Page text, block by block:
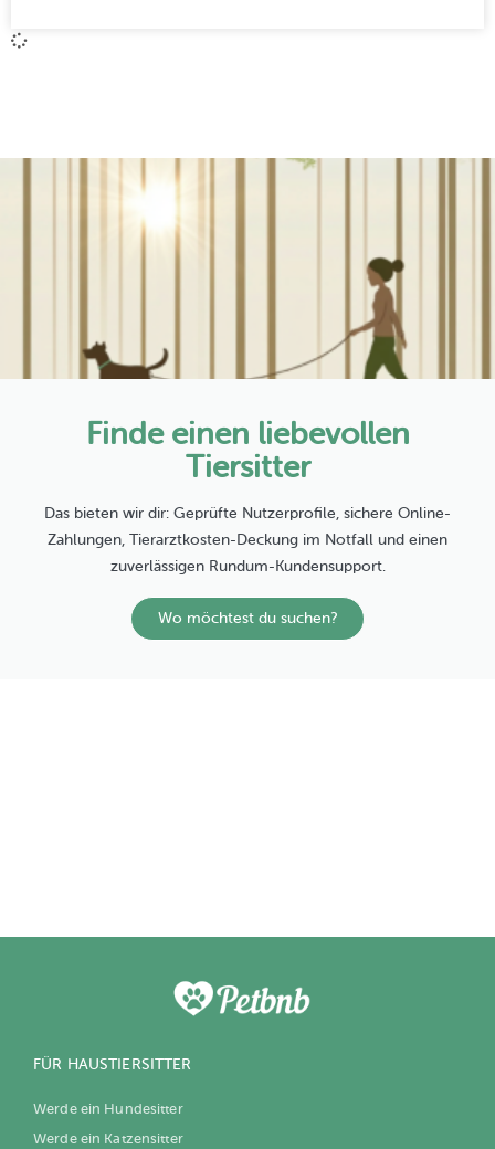
Finde einen liebevollen
Tiersitter
Das bieten wir dir: Geprüfte Nutzerprofile, sichere Online-
Zahlungen, Tierarztkosten-Deckung im Notfall und einen
zuverlässigen Rundum-Kundensupport.
Wo möchtest du suchen?
FÜR HAUSTIERSITTER
Werde ein Hundesitter
Werde ein Katzensitter